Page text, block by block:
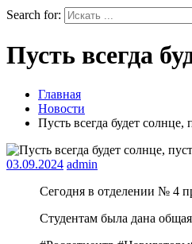
Search for:
Пусть всегда
Главная
Новости
Пусть всегда будет солнце,
03.09.2024 admin
Сегодня в отделении № 4
Студентам была дана